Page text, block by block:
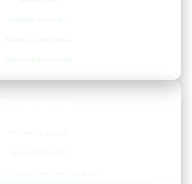
Preguntas frecuentes
Términos y condiciones
Política de privacidad